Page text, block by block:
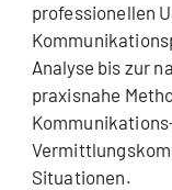
professionellen
Analyse bis zur
praxisnahe
Situationen.